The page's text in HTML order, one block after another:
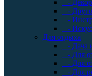
- Декор
-
-
-
Для отдыха
- Дача
- Для
- Для
- Для